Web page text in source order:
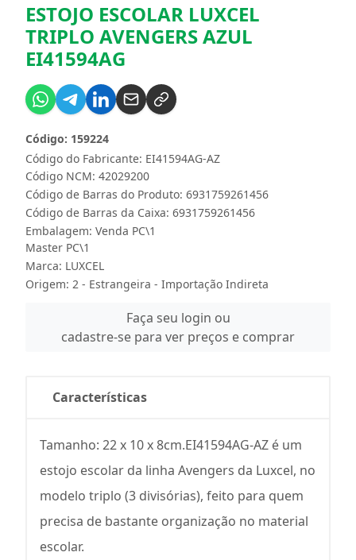
ESTOJO ESCOLAR LUXCEL
TRIPLO AVENGERS AZUL
EI41594AG
Código do Fabricante: EI41594AG-AZ
Código: 159224
Código NCM: 42029200
Código de Barras do Produto: 6931759261456
Código de Barras da Caixa: 6931759261456
Embalagem: Venda PC\1
Master PC\1
Marca: LUXCEL
Origem: 2 - Estrangeira - Importação Indireta
Faça seu login ou
cadastre-se para ver preços e comprar
Características
Tamanho: 22 x 10 x 8cm.EI41594AG-AZ é um
estojo escolar da linha Avengers da Luxcel, no
modelo triplo (3 divisórias), feito para quem
precisa de bastante organização no material
escolar.